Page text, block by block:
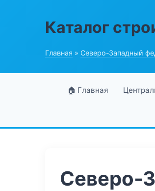
Каталог
Главная » Северо-Западный
🏠 Главная
Северо-